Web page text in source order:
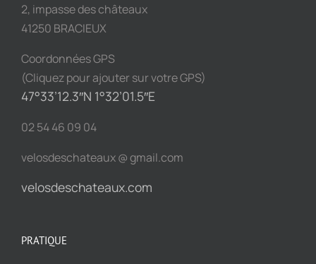
2, impasse des châteaux
41250 BRACIEUX
Coordonnées GPS
(Cliquez pour ajouter sur votre GPS)
47°33’12.3″N 1°32’01.5″E
02 54 46 09 04
velosdeschateaux @ gmail.com
velosdeschateaux.com
PRATIQUE